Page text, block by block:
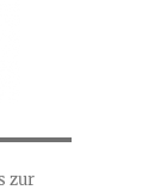
zur